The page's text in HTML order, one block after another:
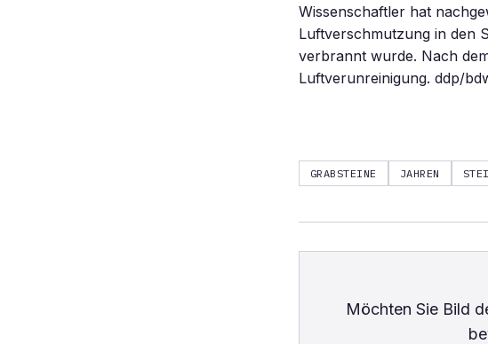
Wissenschaftler hat
Luftverschmutzung in den
verbrannt wurde. Nach
Luftverunreinigung. ddp/
GRABSTEINE JAHREN
Möchten Sie Bild